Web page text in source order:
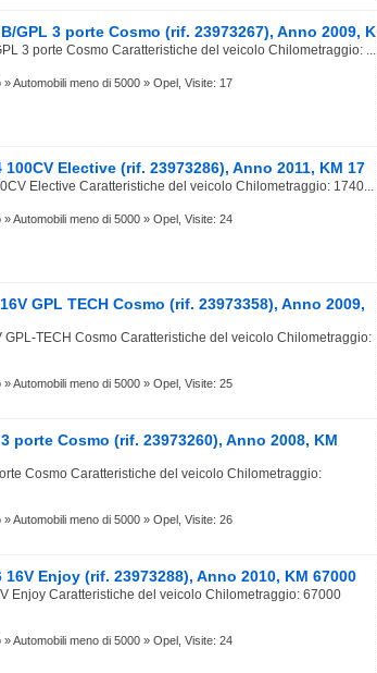
GPL 3 porte Cosmo (rif. 23973267), Anno 2009, K
3 porte Cosmo Caratteristiche del veicolo Chilometraggio: ...
Automobili meno di 5000 » Opel, Visite: 17
100CV Elective (rif. 23973286), Anno 2011, KM 17
Elective Caratteristiche del veicolo Chilometraggio: 1740...
Automobili meno di 5000 » Opel, Visite: 24
GPL TECH Cosmo (rif. 23973358), Anno 2009,
GPL-TECH Cosmo Caratteristiche del veicolo Chilometraggio:
Automobili meno di 5000 » Opel, Visite: 25
porte Cosmo (rif. 23973260), Anno 2008, KM
Cosmo Caratteristiche del veicolo Chilometraggio:
Automobili meno di 5000 » Opel, Visite: 26
16V Enjoy (rif. 23973288), Anno 2010, KM 67000
Enjoy Caratteristiche del veicolo Chilometraggio: 67000
Automobili meno di 5000 » Opel, Visite: 24